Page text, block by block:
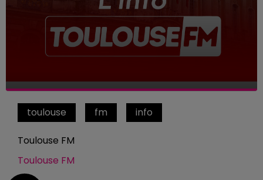
toulouse fm info
Toulouse FM
Toulouse FM